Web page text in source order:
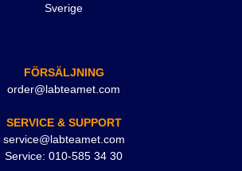
Sverige
FÖRSÄLJNING
order@labteamet.com
SERVICE & SUPPORT
service@labteamet.com
Service: 010-585 34 30